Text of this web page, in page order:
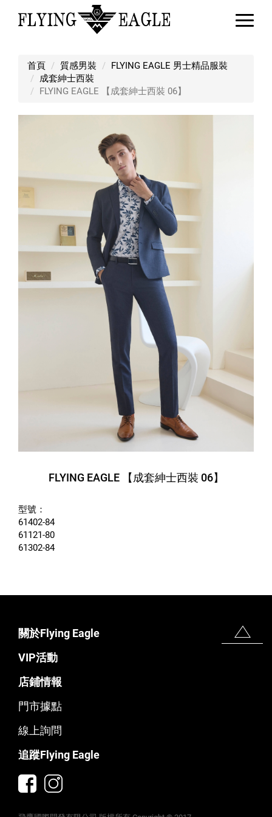
首頁 質感男裝
FLYING EAGLE 男士精品服裝
成套紳士西裝
FLYING EAGLE 【成套紳士西裝 06】
FLYING EAGLE 【成套紳士西裝 06】
型號：
61402-84
61121-80
61302-84
關於Flying Eagle
VIP活動
店鋪情報
門市據點
線上詢問
追蹤Flying Eagle